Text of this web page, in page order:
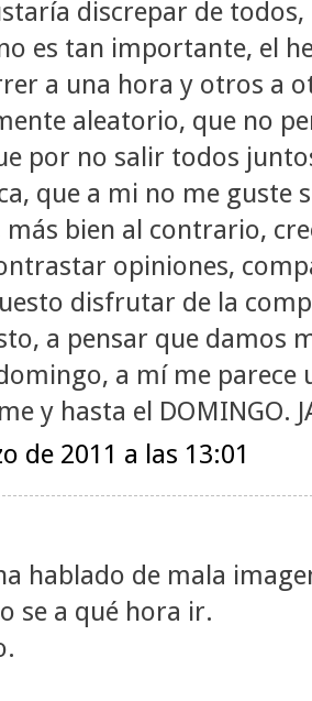
discrepar de todos,
es tan importante, el
a una hora y otros a
aleatorio, que no
por no salir todos
que a mi no me guste
bien al contrario,
opiniones,
disfrutar de la
a pensar que damos
a mí me parece
y hasta el DOMINGO.
de 2011 a las 13:01
hablado de mala
se a qué hora ir.